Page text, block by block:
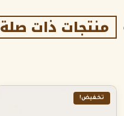
منتجات ذات صلة
تخفيض!